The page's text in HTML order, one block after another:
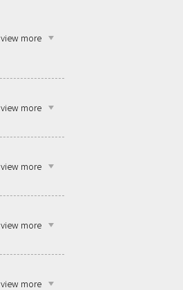
view more
view more
view more
view more
view more